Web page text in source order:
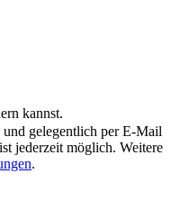
kannst.
gelegentlich per E-Mail
jederzeit möglich. Weitere
.